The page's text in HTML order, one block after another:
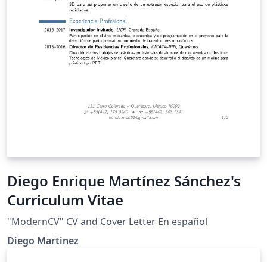
Diego Enrique Martínez Sánchez's
Curriculum Vitae
"ModernCV" CV and Cover Letter En español
Diego Martinez